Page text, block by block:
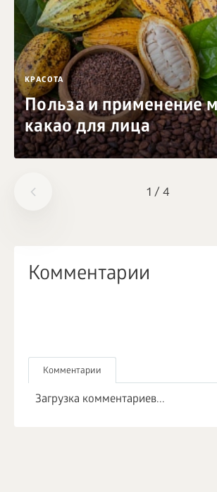
1 / 4
КРАСОТА
Польза и применение
какао для лица
Комментарии
Комментарии
Загрузка комментариев...